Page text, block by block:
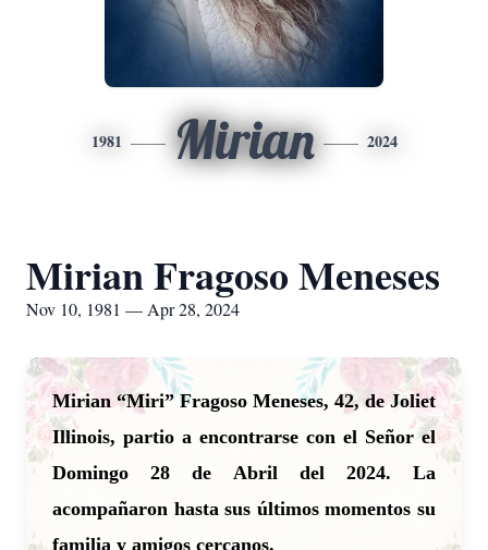
1981 Mirian 2024
Mirian Fragoso Meneses
Nov 10, 1981 — Apr 28, 2024
Mirian “Miri” Fragoso Meneses, 42, de Joliet
Illinois, partio a encontrarse con el Señor el
Domingo 28 de Abril del 2024. La
acompañaron hasta sus últimos momentos su
familia y amigos cercanos.